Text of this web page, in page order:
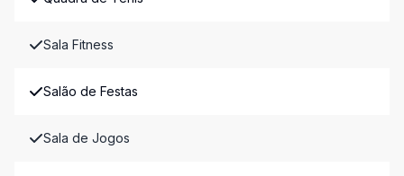
Sala Fitness
Salão de Festas
Sala de Jogos